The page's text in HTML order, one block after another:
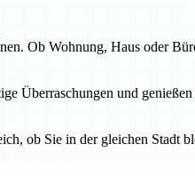
Ob Wohnung, Haus oder
Überraschungen und
ob Sie in der gleichen Stadt